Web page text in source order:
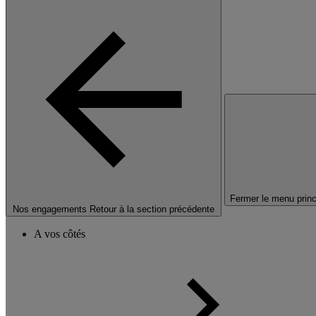
Nos engagements Retour à la section précédente
Fermer le menu
A vos côtés